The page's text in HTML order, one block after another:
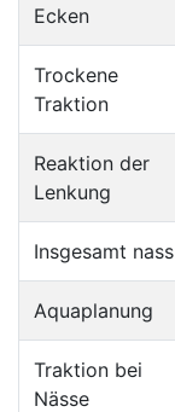
Ecken
Trockene
Traktion
Reaktion der
Lenkung
Insgesamt nass
Aquaplanung
Traktion bei
Nässe